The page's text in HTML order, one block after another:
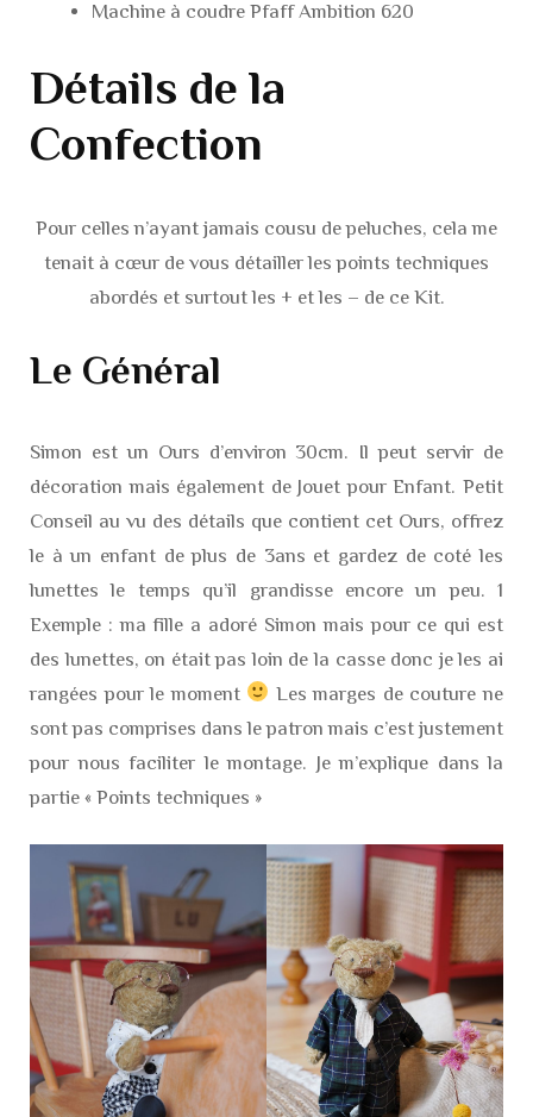
Machine à coudre Pfaff Ambition 620
Détails de la
Confection
Pour celles n’ayant jamais cousu de peluches, cela me
tenait à cœur de vous détailler les points techniques
abordés et surtout les + et les – de ce Kit.
Le Général
Simon est un Ours d’environ 30cm. Il peut servir de
décoration mais également de Jouet pour Enfant. Petit
Conseil au vu des détails que contient cet Ours, offrez
le à un enfant de plus de 3ans et gardez de coté les
lunettes le temps qu’il grandisse encore un peu. 1
Exemple : ma fille a adoré Simon mais pour ce qui est
des lunettes, on était pas loin de la casse donc je les ai
rangées pour le moment
Les marges de couture ne
sont pas comprises dans le patron mais c’est justement
pour nous faciliter le montage. Je m’explique dans la
partie « Points techniques »